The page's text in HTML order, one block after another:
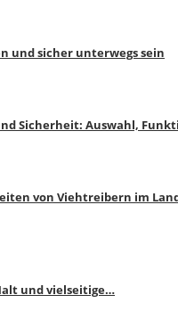
und sicher unterwegs sein
Sicherheit: Auswahl,
von Viehtreibern im
und vielseitige…